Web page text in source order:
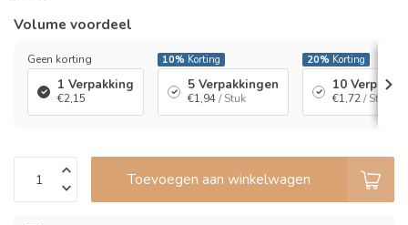
Volume voordeel
Geen korting
1 Verpakking
€2,15
10% Korting
5 Verpakkingen
€1,94/ Stuk
20% Korting
10
€1,72/ Stuk
Toevoegen aan winkelwagen